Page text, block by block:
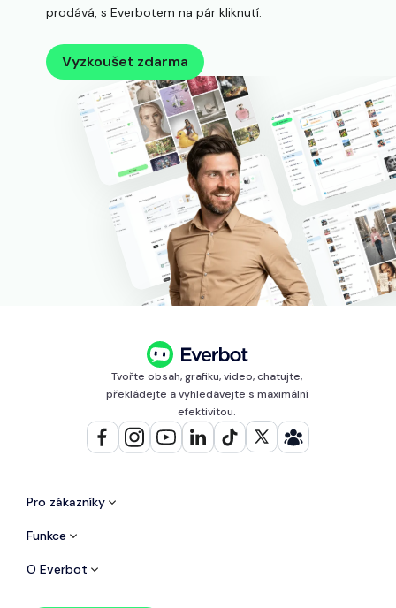
prodává, s Everbotem na pár kliknutí.
Vyzkoušet zdarma
Tvořte obsah, grafiku, video, chatujte,
překládejte a vyhledávejte s maximální
efektivitou.
Pro zákazníky
Funkce
O Everbot